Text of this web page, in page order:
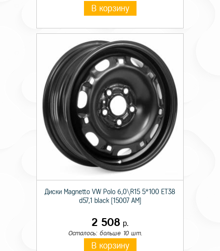
В корзину
Диски Magnetto VW Polo 6,0\R15 5*100 ET38
d57,1 black [15007 AM]
2 508 р.
Осталось: больше 10 шт.
В корзину